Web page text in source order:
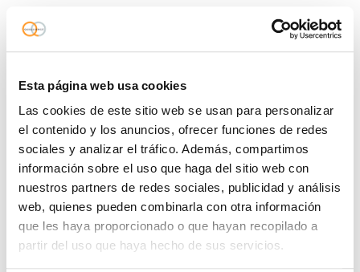
Esta página web usa cookies
Las cookies de este sitio web se usan para personalizar
el contenido y los anuncios, ofrecer funciones de redes
sociales y analizar el tráfico. Además, compartimos
información sobre el uso que haga del sitio web con
nuestros partners de redes sociales, publicidad y análisis
web, quienes pueden combinarla con otra información
que les haya proporcionado o que hayan recopilado a
partir del uso que haya hecho de sus servicios.